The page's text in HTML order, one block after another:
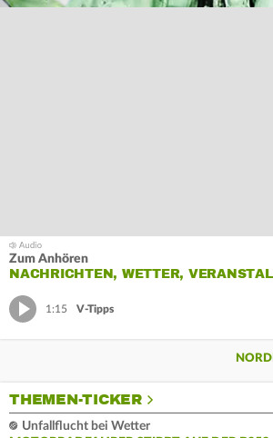
Zum Anhören
NACHRICHTEN, WETTER,
1:15 V-Tipps
THEMEN-TICKER
Unfallflucht bei Wetter